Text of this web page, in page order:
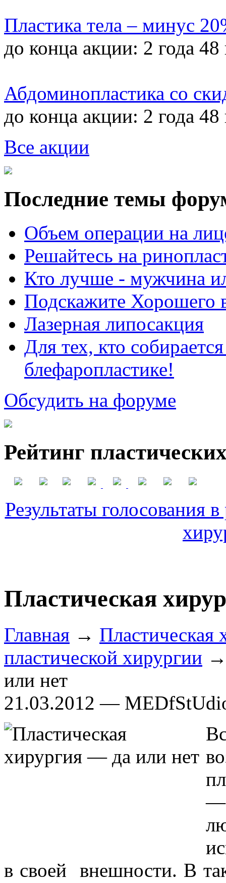
Пластика тела – минус
до конца акции: 2 года 48
Абдоминопластика со
до конца акции: 2 года 48
Все акции
Последние темы
Объем операции на
Решайтесь на
Кто лучше - мужчина
Подскажите Хорошего
Лазерная липосакция
Для тех, кто
блефаропластике!
Обсудить на форуме
Рейтинг
Результаты голосования
Пластическая
Главная → Пластическая
пластической хирургии →
или нет
21.03.2012 —
—
в своей внешности. В